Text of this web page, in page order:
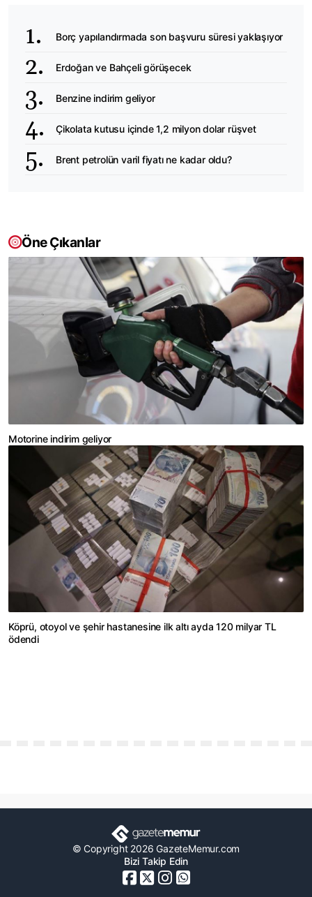
Borç yapılandırmada son başvuru süresi yaklaşıyor
Erdoğan ve Bahçeli görüşecek
Benzine indirim geliyor
Çikolata kutusu içinde 1,2 milyon dolar rüşvet
Brent petrolün varil fiyatı ne kadar oldu?
Öne Çıkanlar
Motorine indirim geliyor
Köprü, otoyol ve şehir hastanesine ilk altı ayda 120 milyar TL
ödendi
© Copyright 2026 GazeteMemur.com
Bizi Takip Edin